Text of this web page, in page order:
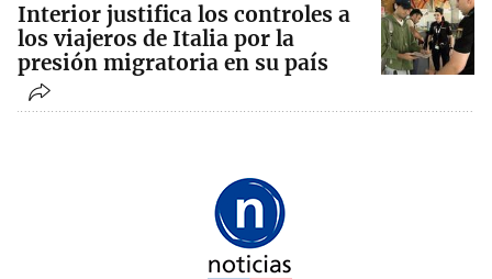
Interior justifica los controles a
los viajeros de Italia por la
presión migratoria en su país